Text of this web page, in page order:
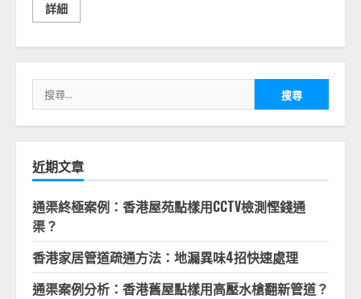
詳細
尋
關
字:
近期文章
通渠終極案例：香港屋苑點樣用CCTV檢測慳錢通
渠？
香港家居管道疏通方法：地漏異味4招快速處理
通渠案例分析：香港舊屋點樣用高壓水槍翻新管道？